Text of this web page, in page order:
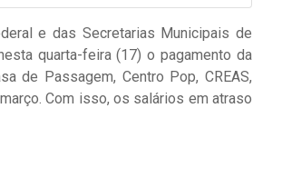
e das Secretarias Municipais de
quarta-feira (17) o pagamento da
de Passagem, Centro Pop, CREAS,
Com isso, os salários em atraso